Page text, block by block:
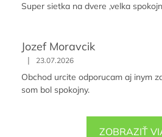
Super sietka na dvere ,velka
Jozef Moravcik
| 23.07.2026
Obchod urcite odporucam aj inym
som bol spokojny.
ZOBRAZIŤ